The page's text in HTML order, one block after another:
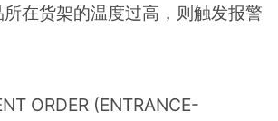
在货架的温度过高，则触发报警
ORDER (ENTRANCE-